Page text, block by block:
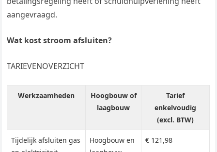
aangevraagd.
Wat kost stroom afsluiten?
TARIEVENOVERZICHT
Werkzaamheden
Hoogbouw of
laagbouw
Tarief
enkelvoudig
(excl. BTW)
Tijdelijk afsluiten gas
Hoogbouw en
€ 121,98